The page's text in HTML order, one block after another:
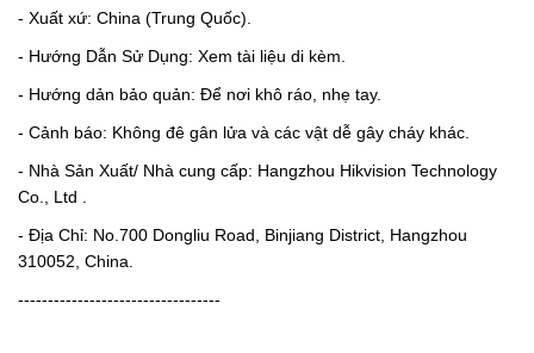
- Xuất xứ: China (Trung Quốc).
- Hướng Dẫn Sử Dụng: Xem tài liệu di kèm.
- Hướng dản bảo quản: Để nơi khô ráo, nhẹ tay.
- Cảnh báo: Không đê gân lửa và các vật dễ gây cháy khác.
- Nhà Sản Xuất/ Nhà cung cấp: Hangzhou Hikvision Technology
Co., Ltd .
- Địa Chỉ: No.700 Dongliu Road, Binjiang District, Hangzhou
310052, China.
----------------------------------